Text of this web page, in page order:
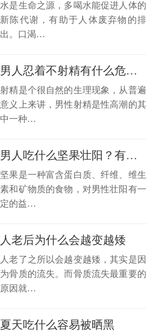
水是生命之源，多喝水能促进人体的
新陈代谢，有助于人体废弃物的排
出。口渴…
男人忍着不射精有什么危害呢？
射精是个很自然的生理现象，从普遍
意义上来讲，男性射精是性高潮的其
中一种…
男人吃什么坚果壮阳？有哪些推荐
坚果是一种富含蛋白质、纤维、维生
素和矿物质的食物，对男性壮阳有一
定的益…
人老后为什么会越变越矮
人老了之所以会越变越矮，其实是因
为骨质的流失。而骨质流失最重要的
原因就…
夏天吃什么容易被晒黑